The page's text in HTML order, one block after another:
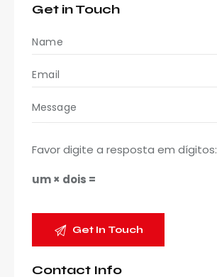
Get in Touch
Favor digite a resposta em dígitos:
um × dois =
Contact Info